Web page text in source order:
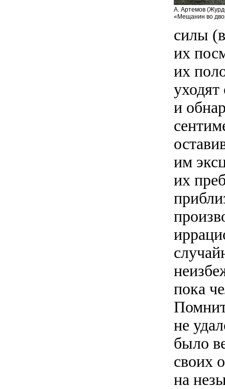
А. Артемов
«Мещанин во
силы
их
их
уходят
и
им
их
пока
не
было
своих
на